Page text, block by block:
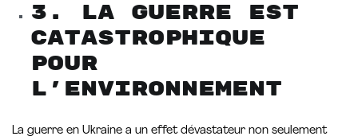
3. La guerre est
catastrophique
pour
l’environnement
La guerre en Ukraine a un effet dévastateur non seulement